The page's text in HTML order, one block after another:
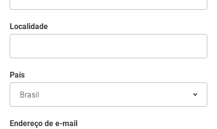
Localidade
País
Endereço de e-mail